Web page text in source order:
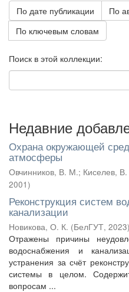
По дате публикации По
По ключевым словам
Поиск в этой коллекции:
Недавние
Охрана окружающей
атмосферы
Овчинников, В. М.; Киселев,
2001)
Реконструкция систем
канализации
Новикова, О. К. (БелГУТ, 2023)
Отражены причины
водоснабжения и
устранения за счёт
системы в целом.
вопросам ...